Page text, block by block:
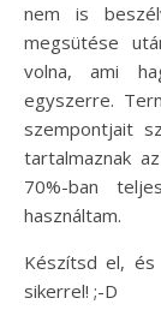
nem is
megsütése
volna, ami
egyszerre.
szempontjait
tartalmaznak
70%-ban
használtam.
Készítsd el,
sikerrel! ;-D